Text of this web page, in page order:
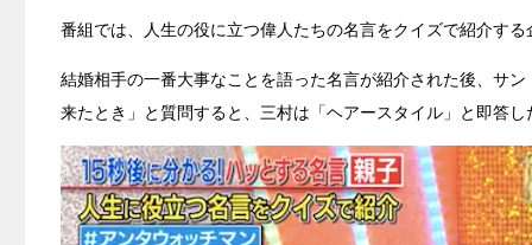
番組では、人生の役に立つ偉人たちの名言をクイズで紹介す
結婚相手の一番大事なことを語った名言が紹介された後、サ
来たとき」と質問すると、三村は「ヘアースタイル」と即答し